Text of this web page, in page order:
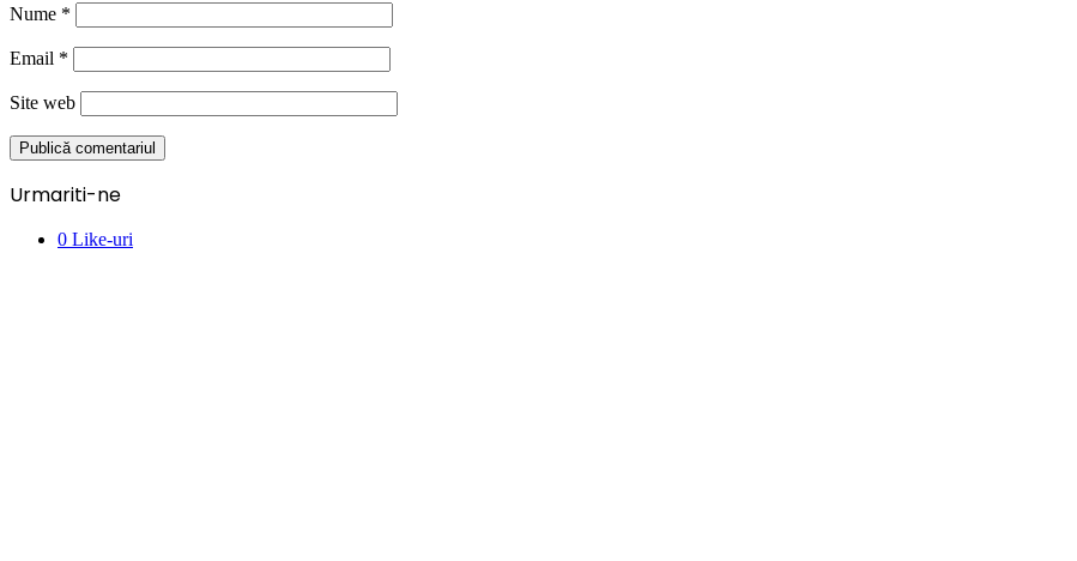
Nume *
Email *
Site web
Urmariti-ne
0 Like-uri